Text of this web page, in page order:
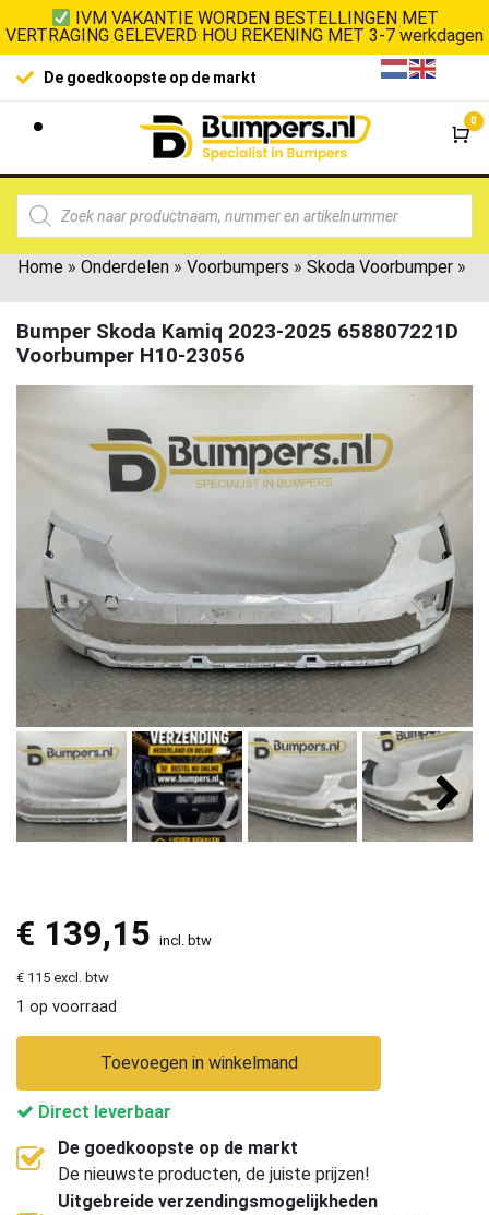
IVM VAKANTIE WORDEN BESTELLINGEN MET
VERTRAGING GELEVERD HOU REKENING MET 3-7 werkdagen
De goedkoopste op de markt
0
Home » Onderdelen » Voorbumpers » Skoda Voorbumper »
Bumper Skoda Kamiq 2023-2025 658807221D
Voorbumper H10-23056
€ 139,15 incl. btw
€ 115 excl. btw
1 op voorraad
Toevoegen in winkelmand
Direct leverbaar
De goedkoopste op de markt
De nieuwste producten, de juiste prijzen!
Uitgebreide verzendingsmogelijkheden